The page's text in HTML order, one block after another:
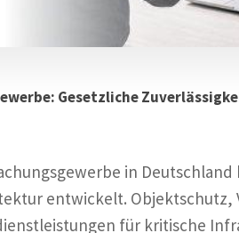
Gesetzliche
in
entwickelt. Objektschutz,
für kritische